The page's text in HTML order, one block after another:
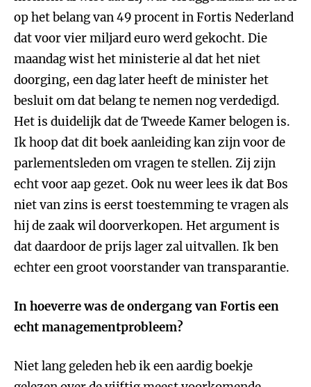
op het belang van 49 procent in Fortis Nederland
dat voor vier miljard euro werd gekocht. Die
maandag wist het ministerie al dat het niet
doorging, een dag later heeft de minister het
besluit om dat belang te nemen nog verdedigd.
Het is duidelijk dat de Tweede Kamer belogen is.
Ik hoop dat dit boek aanleiding kan zijn voor de
parlementsleden om vragen te stellen. Zij zijn
echt voor aap gezet. Ook nu weer lees ik dat Bos
niet van zins is eerst toestemming te vragen als
hij de zaak wil doorverkopen. Het argument is
dat daardoor de prijs lager zal uitvallen. Ik ben
echter een groot voorstander van transparantie.
In hoeverre was de ondergang van Fortis een
echt managementprobleem?
Niet lang geleden heb ik een aardig boekje